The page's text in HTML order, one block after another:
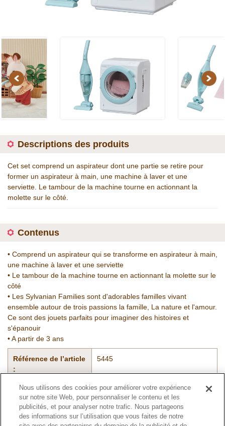
Previous Next
Descriptions des produits
Cet set comprend un aspirateur dont une partie se retire pour
former un aspirateur à main, une machine à laver et une
serviette. Le tambour de la machine tourne en actionnant la
molette sur le côté.
Contenus
• Comprend un aspirateur qui se transforme en aspirateur à main,
une machine à laver et une serviette
• Le tambour de la machine tourne en actionnant la molette sur le
côté
• Les Sylvanian Families sont d'adorables familles vivant
ensemble autour de trois passions la famille, La nature et l'amour.
Ce sont des jouets parfaits pour imaginer des histoires et
s'épanouir
• A partir de 3 ans
Référence de l’article
:
5445
Catalogue
Nous utilisons des cookies pour améliorer votre expérience
sur notre site Web, pour personnaliser le contenu et les
publicités, et pour analyser notre trafic. Nous partageons
des informations sur l’utilisation que vous faites de notre